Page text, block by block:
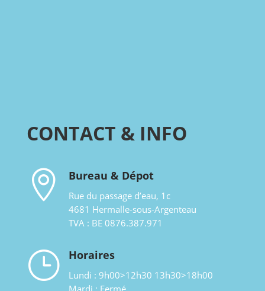
CONTACT & INFO
 Bureau & Dépot
Rue du passage d’eau, 1c
4681 Hermalle-sous-Argenteau
TVA : BE 0876.387.971
} Horaires
Lundi : 9h00>12h30 13h30>18h00
Mardi : Fermé